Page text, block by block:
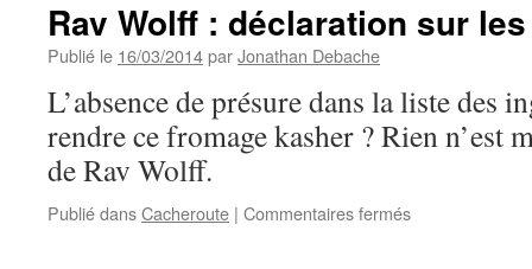
Rav Wolff : déclaration sur
Publié le 16/03/2014parJonathan Debache
L’absence de présure dans la liste des
rendre ce fromage kasher ? Rien n’est
de Rav Wolff.
Publié dansCacheroute | Commentaires ferméssur